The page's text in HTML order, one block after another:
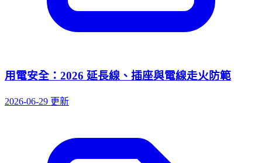
用電安全：2026 延長線、插座與電線走火防範
2026-06-29 更新